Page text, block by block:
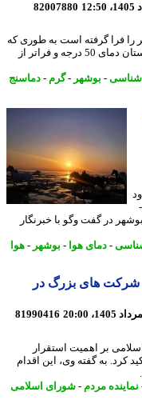
82007880
گرفته است به طوری که
در شبانه روز گذشته دماسنج ها در پنج شهرستان استان دمای 50 درجه و فراتر از
-بوشهر-گرم-دماسنج
در گفت وگو با خبرنگار
-دمای هوا-بوشهر-هوا
های بزرگ در
81990416
بر اهمیت استقرار
به گفته وی، این اقدام
مردم- شورای اسلامی